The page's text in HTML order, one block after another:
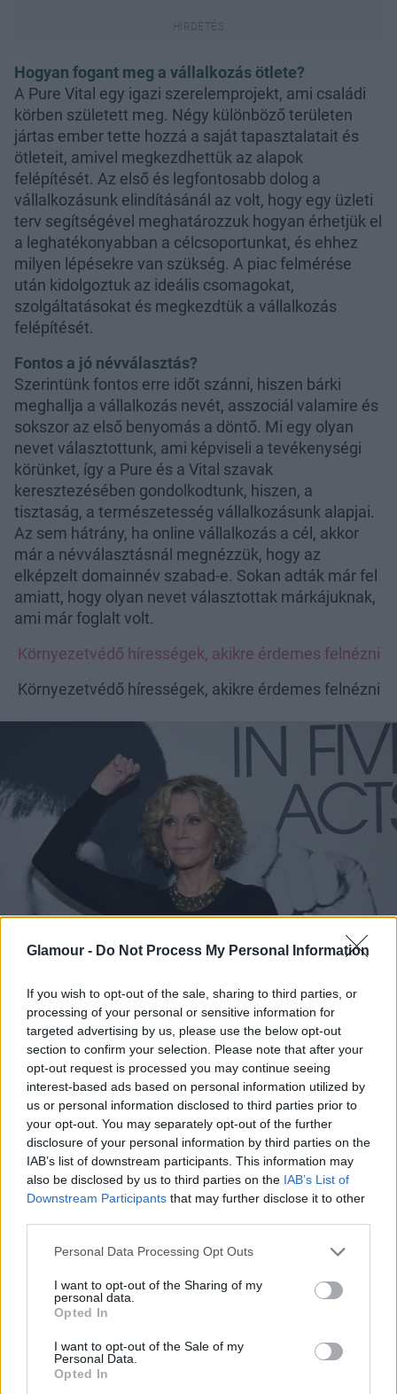
Glamour - Do Not Process My Personal Information
If you wish to opt-out of the sale, sharing to third parties, or
processing of your personal or sensitive information for
targeted advertising by us, please use the below opt-out
section to confirm your selection. Please note that after your
opt-out request is processed you may continue seeing
interest-based ads based on personal information utilized by
us or personal information disclosed to third parties prior to
your opt-out. You may separately opt-out of the further
disclosure of your personal information by third parties on the
IAB’s list of downstream participants. This information may
also be disclosed by us to third parties on the IAB’s List of
Downstream Participants that may further disclose it to other
Please note that this website/app uses one or more Google
not limited to your visit or usage behaviour. You may click to
grant or deny consent to Google and its third-party tags to
use your data for below specified purposes in below Google
consent section.
Personal Data Processing Opt Outs
I want to opt-out of the Sharing of my
personal data.
Opted In
I want to opt-out of the Sale of my
Personal Data.
Opted In
Hogyan fogant meg a vállalkozás ötlete?
A Pure Vital egy igazi szerelemprojekt, ami családi
körben született meg. Négy különböző területen
jártas ember tette hozzá a saját tapasztalatait és
ötleteit, amivel megkezdhettük az alapok
felépítését. Az első és legfontosabb dolog a
vállalkozásunk elindításánál az volt, hogy egy üzleti
terv segítségével meghatározzuk hogyan érhetjük el
a leghatékonyabban a célcsoportunkat, és ehhez
milyen lépésekre van szükség. A piac felmérése
után kidolgoztuk az ideális csomagokat,
szolgáltatásokat és megkezdtük a vállalkozás
felépítését.
Fontos a jó névválasztás?
Szerintünk fontos erre időt szánni, hiszen bárki
meghallja a vállalkozás nevét, asszociál valamire és
sokszor az első benyomás a döntő. Mi egy olyan
nevet választottunk, ami képviseli a tevékenységi
körünket, így a Pure és a Vital szavak
keresztezésében gondolkodtunk, hiszen, a
tisztaság, a természetesség vállalkozásunk alapjai.
Az sem hátrány, ha online vállalkozás a cél, akkor
már a névválasztásnál megnézzük, hogy az
elképzelt domainnév szabad-e. Sokan adták már fel
amiatt, hogy olyan nevet választottak márkájuknak,
ami már foglalt volt.
Környezetvédő hírességek, akikre érdemes felnézni
Környezetvédő hírességek, akikre érdemes felnézni
Hol helyezd el portékád?
Számos alternatíva létezik, nyithatsz boltot,
kereshetsz viszonteladót a termékednek, vagy
dolgozhat ajánlások alapján, de akár a kedvenc kicsi
kocsid csomagtartójából is árulhatod a kézműves
lekvárjaidat, ám mi a webshopkészítés mellett
döntöttünk, mert induló vállalkozásként ezzel
érhetjük el leghatékonyabban potenciális
vevőkörünket. Egy webshop létrehozásánál is több
út is lehetséges, kereshetsz fejlesztőt, aki felépíti a
kezedbe is veheted az irányítást és elkészítheted
magadnak. Mindhárom megoldásnak megvan a
melyik út az ideális.